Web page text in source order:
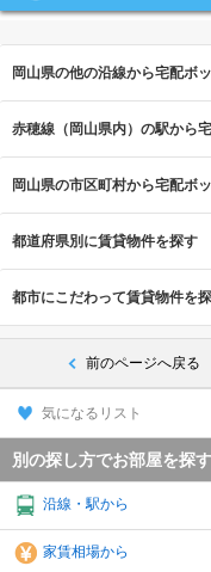
岡山県の他の沿線から宅配ボ
赤穂線（岡山県内）の駅から
岡山県の市区町村から宅配ボ
都道府県別に賃貸物件を探す
都市にこだわって賃貸物件を
前のページへ戻る
気になるリスト
別の探し方でお部屋を探す
沿線・駅から
家賃相場から